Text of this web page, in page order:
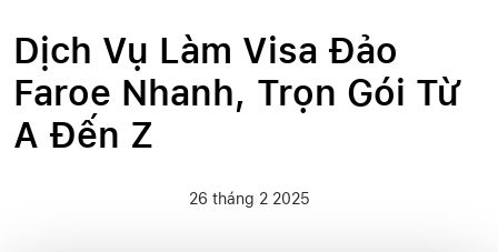
Dịch Vụ Làm Visa Đảo
Faroe Nhanh, Trọn Gói Từ
A Đến Z
26 tháng 2 2025